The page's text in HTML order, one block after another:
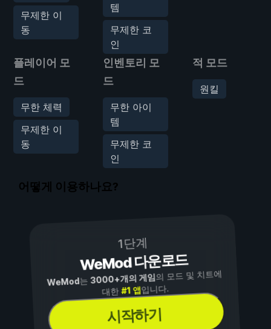
무제한 이
동
템
무제한 코
인
플레이어 모
드
무한 체력
무제한 이
동
인벤토리 모
드
무한 아이
템
무제한 코
인
적 모드
원킬
어떻게 이용하나요?
1단계
WeMod 다운로드
WeMod는3000+개의 게임의 모드 및 치트에
대한#1 앱입니다.
시작하기